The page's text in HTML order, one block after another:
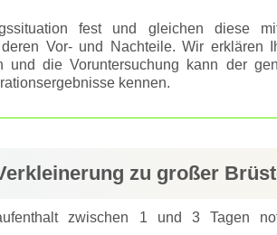
fest und gleichen diese
Vor- und Nachteile. Wir
und die Voruntersuchung kann der
kennen.
zu großer
zwischen 1 und 3 Tagen